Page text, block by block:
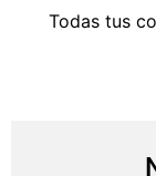
Todas tus